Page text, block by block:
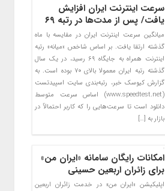
سرعت اینترنت ایران افزایش
یافت/ پس از مدت‌ها در رتبه ۶۹
میانگین سرعت اینترنت ایران در مقایسه با ماه
گذشته ارتقا یافت. بر اساس شاخص «میانه» رتبه
اینترنت همراه به جایگاه ۶۹ رسید، در یک سال
گذشته رتبه ایران معمولا بالای ۷۰ بوده است. به
گزارش کیوسک خبر، رتبه‌بندی سایت اسپیدتست
(www.speedtest.net) اساس سرعت متوسط
دانلود است تا سرعت‌هایی را که کاربر احتمالاً در
بازار به […]
امکانات رایگان سامانه «ایران من»
برای زائران اربعین حسینی
اپلیکیشن «ایران من» در خدمت زائران اربعین